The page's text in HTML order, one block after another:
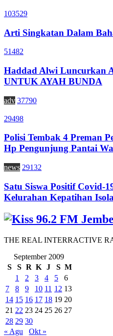
103529
Arti Singkatan Dalam
51482
Haddad Alwi Luncurkan
UNTUK AYAH BUNDA
adv 37790
29498
Polisi Tembak 4 Preman
Hp Pengunjung Pantai
news 29132
Satu Siswa Positif Covid-
Kelurahan Kepatihan
THE REAL INTERRACTIVE
September 2009
S
S R K J S M
1
2 3 4 5
6
7
8 9 10 11 12 13
14 15 16 17 18 19 20
21 22 23 24 25 26 27
28 29 30
« Agu
Okt »